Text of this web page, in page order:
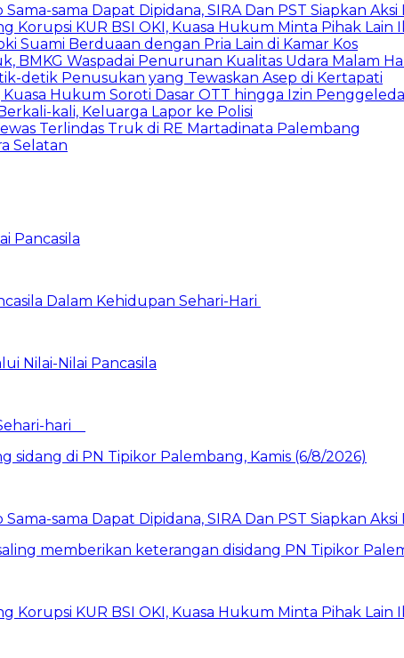
sama Dapat Dipidana, SIRA Dan PST Siapkan Aksi
Korupsi KUR BSI OKI, Kuasa Hukum Minta Pihak Lain
Suami Berduaan dengan Pria Lain di Kamar Kos
BMKG Waspadai Penurunan Kualitas Udara Malam
detik Penusukan yang Tewaskan Asep di Kertapati
Hukum Soroti Dasar OTT hingga Izin
kali, Keluarga Lapor ke Polisi
Terlindas Truk di RE Martadinata Palembang
Selatan
Pancasila
Dalam Kehidupan Sehari-Hari
Nilai-Nilai Pancasila
hari
sama Dapat Dipidana, SIRA Dan PST Siapkan Aksi
Korupsi KUR BSI OKI, Kuasa Hukum Minta Pihak Lain